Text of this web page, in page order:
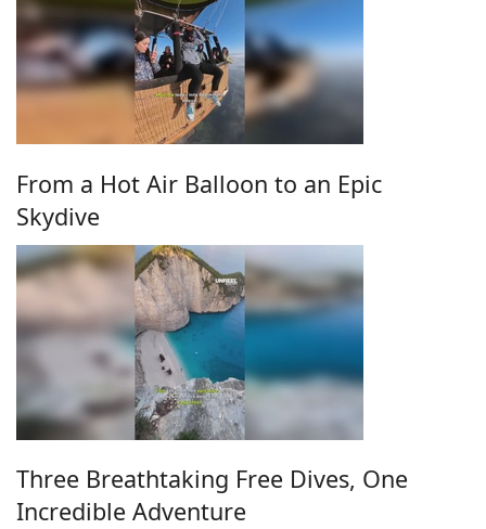
From a Hot Air Balloon to an Epic
Skydive
Three Breathtaking Free Dives, One
Incredible Adventure